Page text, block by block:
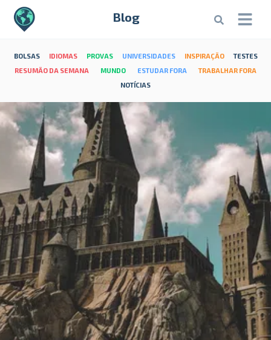
Blog
BOLSAS IDIOMAS PROVAS UNIVERSIDADES INSPIRAÇÃO
TESTES
RESUMÃO DA SEMANA
MUNDO ESTUDAR FORA
TRABALHAR FORA
NOTÍCIAS